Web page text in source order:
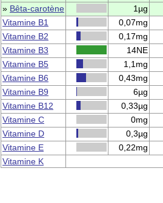
» Bêta-carotène 1µg
Vitamine B1
0,07mg
Vitamine B2
0,17mg
Vitamine B3
14NE
Vitamine B5
1,1mg
Vitamine B6
0,43mg
Vitamine B9
6µg
Vitamine B12
0,33µg
Vitamine C
0mg
Vitamine D
0,3µg
Vitamine E
0,22mg
Vitamine K